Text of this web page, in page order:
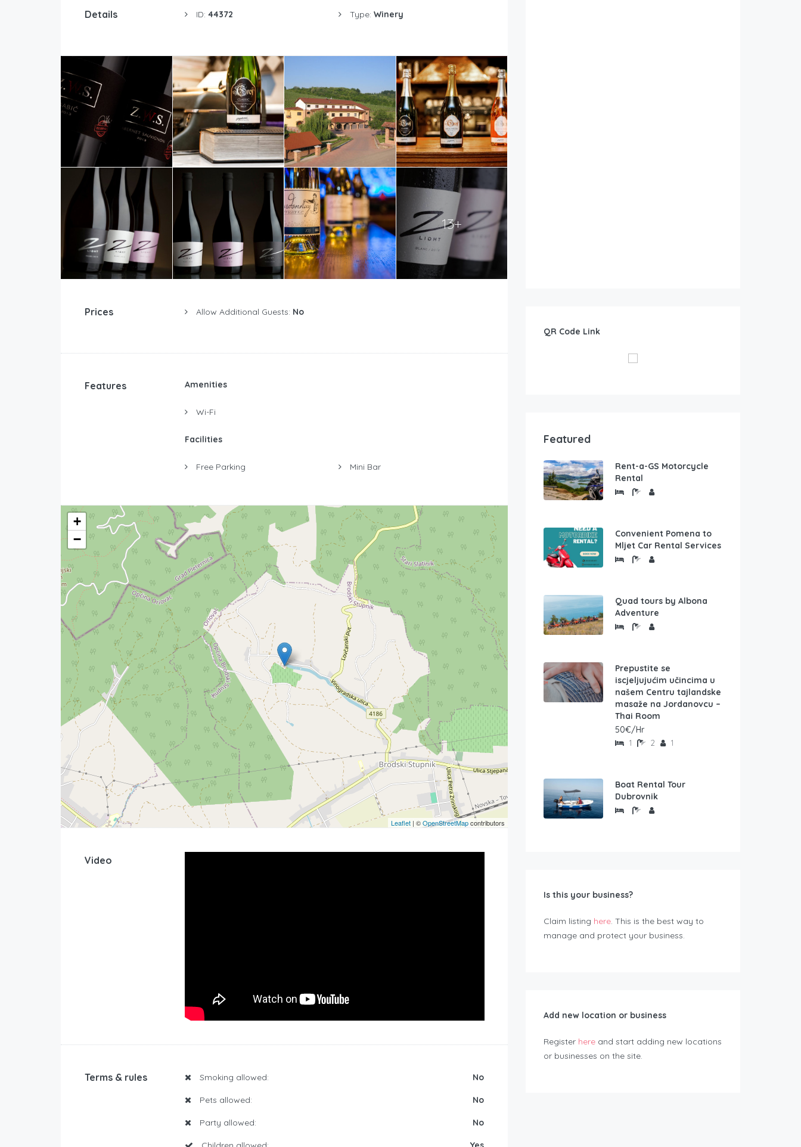
Details ID: 44372 Type: Winery
13+
Prices Allow Additional Guests: No
Features Amenities
Wi-Fi
Facilities
Free Parking Mini Bar
+
−
Leaflet | ©OpenStreetMapcontributors
Video
Terms & rules Smoking allowed: No
Pets allowed: No
Party allowed: No
QR Code Link
Featured
Rent-a-GS Motorcycle
Rental
Convenient Pomena to
Mljet Car Rental Services
Quad tours by Albona
Adventure
Prepustite se
iscjeljujućim učincima u
našem Centru tajlandske
masaže na Jordanovcu –
Thai Room
50€/Hr
1 2 1
Boat Rental Tour
Dubrovnik
Is this your business?
Claim listing here. This is the best way to
manage and protect your business.
Add new location or business
Register here and start adding new locations
or businesses on the site.